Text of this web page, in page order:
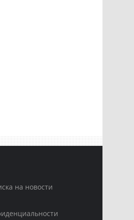
на новости